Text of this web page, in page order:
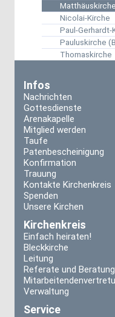
Matthäuskirche
Nicolai-Kirche
Paul-Gerhardt-
Pauluskirche
Thomaskirche
Infos
Nachrichten
Gottesdienste
Arenakapelle
Mitglied werden
Taufe
Patenbescheinigung
Konfirmation
Trauung
Kontakte Kirchenkreis
Spenden
Unsere Kirchen
Kirchenkreis
Einfach heiraten!
Bleckkirche
Leitung
Referate und
Verwaltung
Service